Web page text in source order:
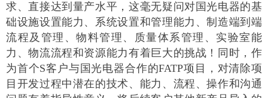
求、直接达到量产水平，这毫无疑问对国光电器的基
础设施设置能力、系统设置和管理能力、制造端到端
流程及管理、物料管理、质量体系管理、实验室能
力、物流流程和资源能力有着巨大的挑战！同时，作
为首个S客户与国光电器合作的FATP项目，对清除项
目开发过程中潜在的技术、能力、流程、操作和沟通